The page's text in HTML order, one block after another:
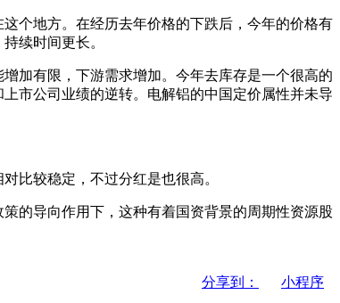
个地方。在经历去年价格的下跌后，今年的价格有
续时间更长。
加有限，下游需求增加。今年去库存是一个很高的
市公司业绩的逆转。电解铝的中国定价属性并未导
比较稳定，不过分红是也很高。
的导向作用下，这种有着国资背景的周期性资源股
分享到：
小程序